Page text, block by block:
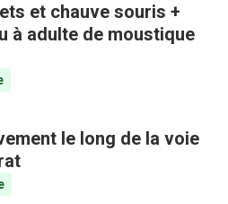
et chauve souris +
à adulte de moustique
le long de la voie